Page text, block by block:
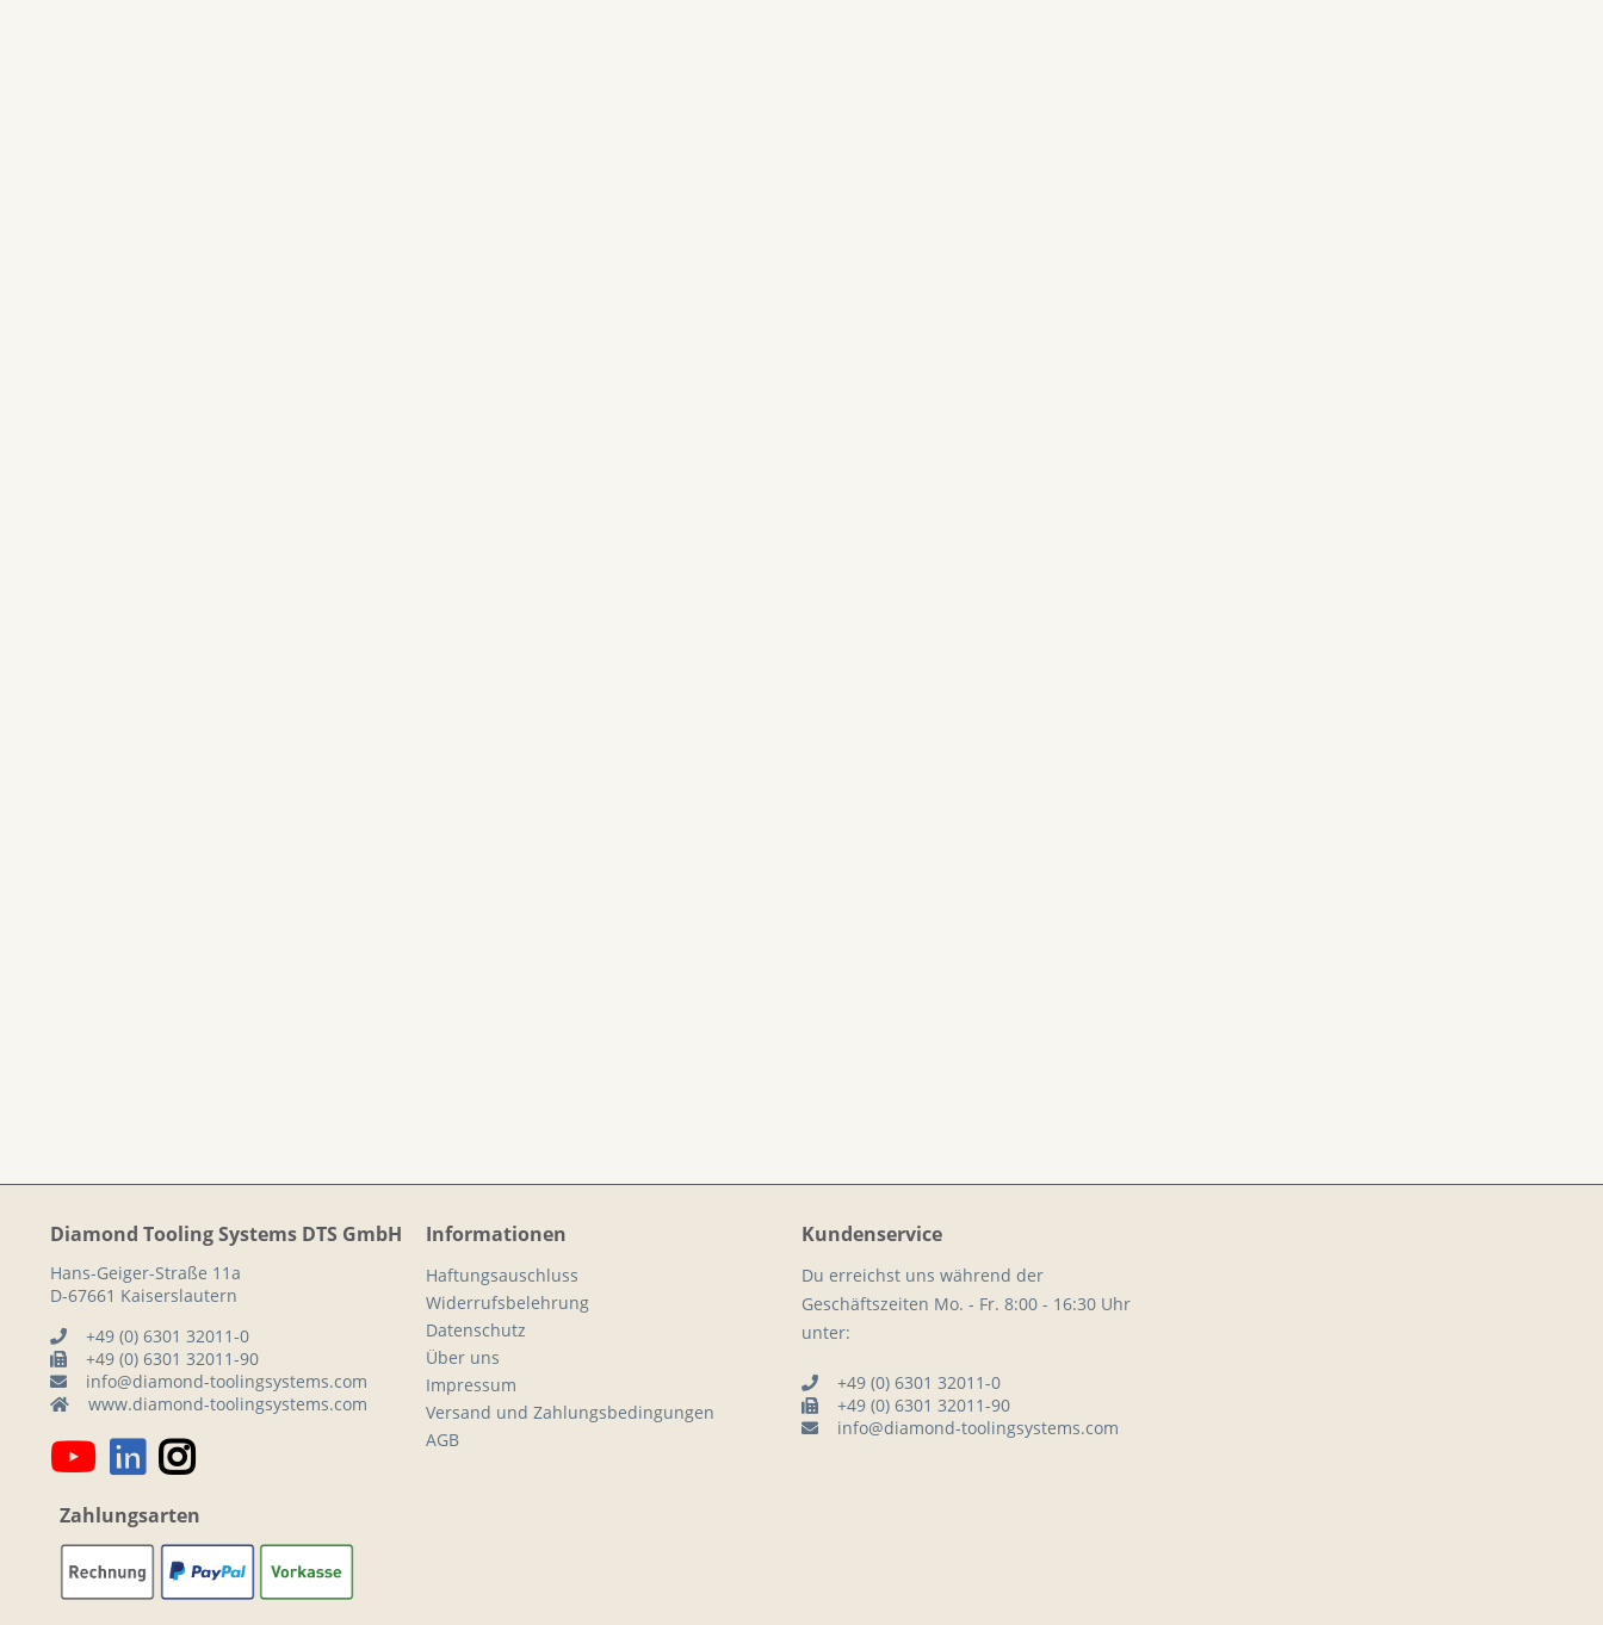
Diamond Tooling Systems DTS GmbH
Hans-Geiger-Straße 11a
D-67661 Kaiserslautern
+49 (0) 6301 32011-0
+49 (0) 6301 32011-90
info@diamond-toolingsystems.com
www.diamond-toolingsystems.com
Informationen
Haftungsauschluss
Widerrufsbelehrung
Datenschutz
Über uns
Impressum
Versand und Zahlungsbedingungen
AGB
Kundenservice
Du erreichst uns während der
Geschäftszeiten Mo. - Fr. 8:00 - 16:30 Uhr
unter:
+49 (0) 6301 32011-0
+49 (0) 6301 32011-90
info@diamond-toolingsystems.com
Zahlungsarten